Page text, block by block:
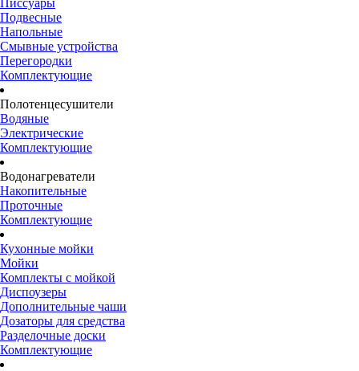
Писсуары
Подвесные
Напольные
Смывные устройства
Перегородки
Комплектующие
Полотенцесушители
Водяные
Электрические
Комплектующие
Водонагреватели
Накопительные
Проточные
Комплектующие
Кухонные мойки
Мойки
Комплекты с мойкой
Диспоузеры
Дополнительные чаши
Дозаторы для средства
Разделочные доски
Комплектующие